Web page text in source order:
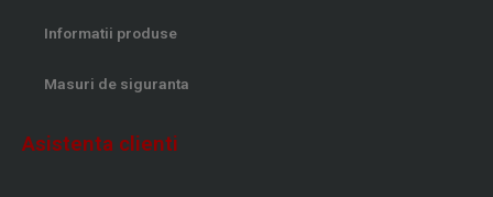
Informatii produse
Masuri de siguranta
Asistenta clienti